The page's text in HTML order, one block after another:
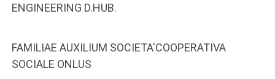
ENGINEERING D.HUB.
FAMILIAE AUXILIUM SOCIETA'COOPERATIVA
SOCIALE ONLUS